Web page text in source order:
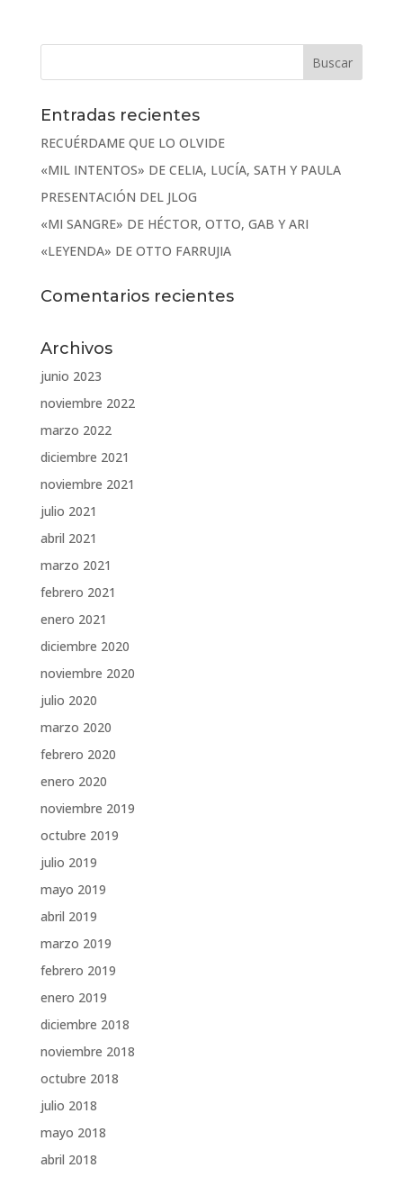
Entradas recientes
RECUÉRDAME QUE LO OLVIDE
«MIL INTENTOS» DE CELIA, LUCÍA, SATH Y PAULA
PRESENTACIÓN DEL JLOG
«MI SANGRE» DE HÉCTOR, OTTO, GAB Y ARI
«LEYENDA» DE OTTO FARRUJIA
Comentarios recientes
Archivos
junio 2023
noviembre 2022
marzo 2022
diciembre 2021
noviembre 2021
julio 2021
abril 2021
marzo 2021
febrero 2021
enero 2021
diciembre 2020
noviembre 2020
julio 2020
marzo 2020
febrero 2020
enero 2020
noviembre 2019
octubre 2019
julio 2019
mayo 2019
abril 2019
marzo 2019
febrero 2019
enero 2019
diciembre 2018
noviembre 2018
octubre 2018
julio 2018
mayo 2018
abril 2018